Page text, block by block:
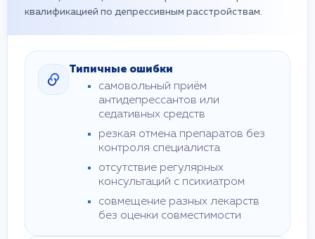
квалификацией по депрессивным расстройствам.
Типичные ошибки
самовольный приём
антидепрессантов или
седативных средств
резкая отмена препаратов без
контроля специалиста
отсутствие регулярных
консультаций с психиатром
совмещение разных лекарств
без оценки совместимости